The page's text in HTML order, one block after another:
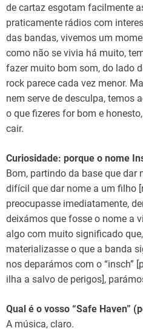
de cartaz esgotam facilmente
praticamente rádios com
das bandas, vivemos um
como não se vivia há muito,
fazer muito bom som, do lado
rock parece cada vez menor.
nem serve de desculpa, temos
o que fizeres for bom e
cair.
Curiosidade: porque o nome
Bom, partindo da base que dar
difícil que dar nome a um filho
preocupasse imediatamente,
deixámos que fosse o nome a
algo com muito significado
materializasse o que a banda
nos deparámos com o “insch”
ilha a salvo de perigos],
Qual é o vosso “Safe Haven”
A música, claro.